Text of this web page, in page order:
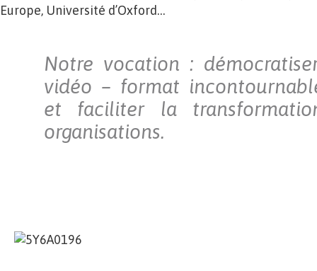
Europe, Université d’Oxford…
Notre vocation :
vidéo – format
et faciliter la
organisations.